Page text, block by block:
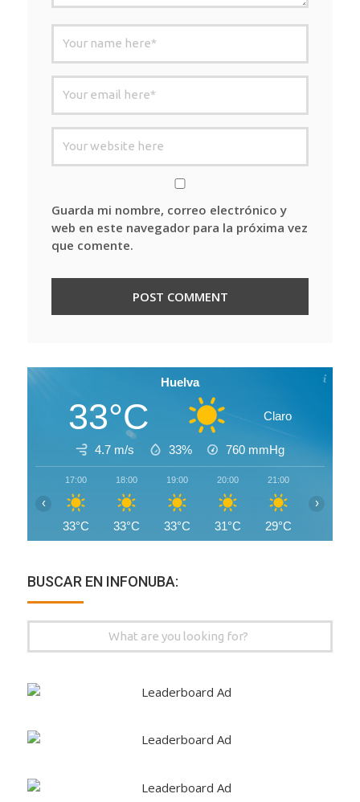
Guarda mi nombre, correo electrónico y
web en este navegador para la próxima vez
que comente.
Huelva
33°C Claro
4.7 m/s 33% 760 mmHg
17:00
33°C
18:00
33°C
19:00
33°C
20:00
31°C
21:00
29°C
‹ ›
BUSCAR EN INFONUBA:
for: